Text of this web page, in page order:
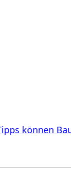
können